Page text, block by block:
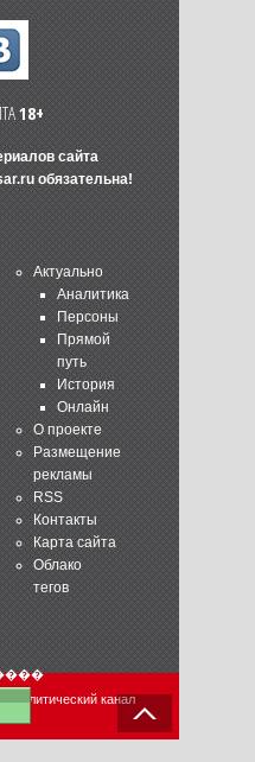
18+
сайта
обязательна!
Актуально
Аналитика
Персоны
Прямой
путь
История
Онлайн
О проекте
Размещение
рекламы
RSS
Контакты
Карта сайта
Облако
тегов
канал